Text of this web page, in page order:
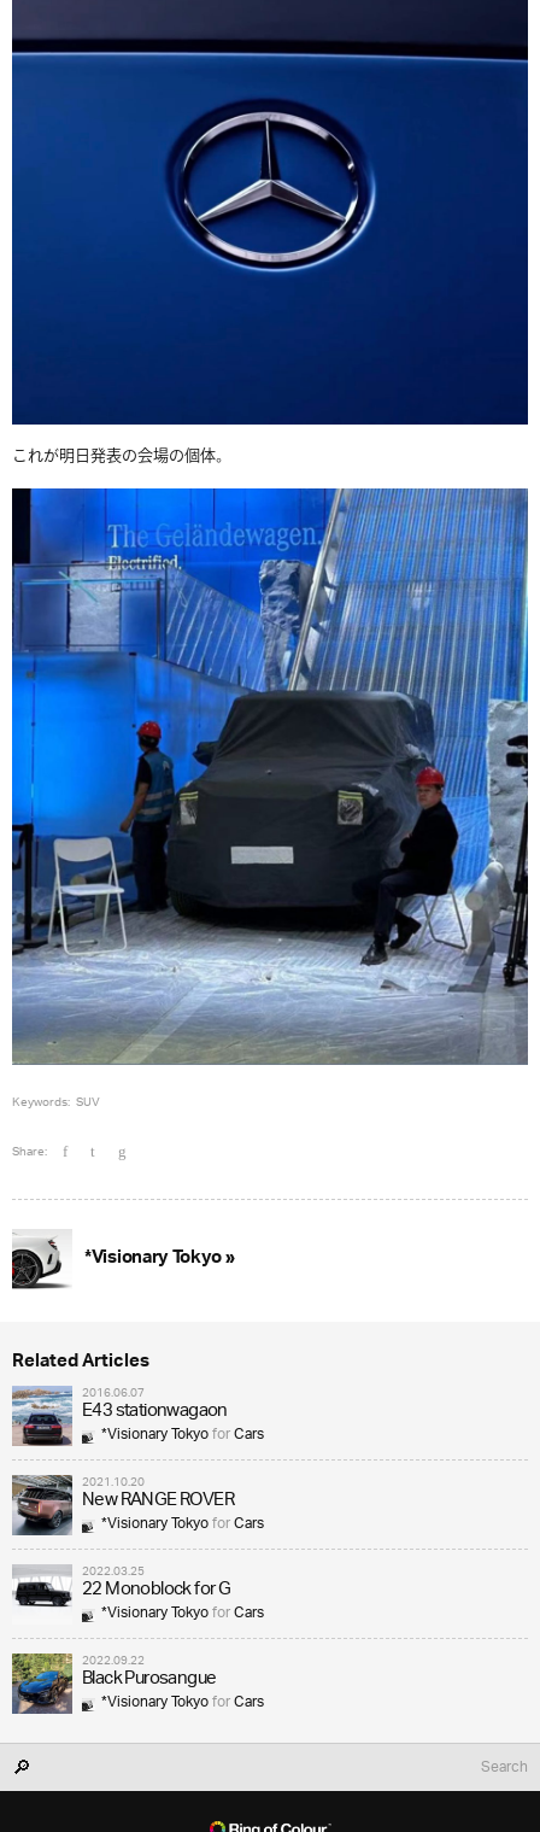
これが明日発表の会場の個体。
Keywords: SUV
Share:
*Visionary Tokyo »
Related Articles
2016.06.07
E43 stationwagaon
*Visionary TokyoforCars
2021.10.20
New RANGE ROVER
*Visionary TokyoforCars
2022.03.25
22 Monoblock for G
*Visionary TokyoforCars
2022.09.22
Black Purosangue
*Visionary TokyoforCars